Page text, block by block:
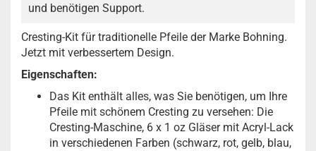
und benötigen Support.
Cresting-Kit für traditionelle Pfeile der Marke Bohning.
Jetzt mit verbessertem Design.
Eigenschaften:
Das Kit enthält alles, was Sie benötigen, um Ihre
Pfeile mit schönem Cresting zu versehen: Die
Cresting-Maschine, 6 x 1 oz Gläser mit Acryl-Lack
in verschiedenen Farben (schwarz, rot, gelb, blau,